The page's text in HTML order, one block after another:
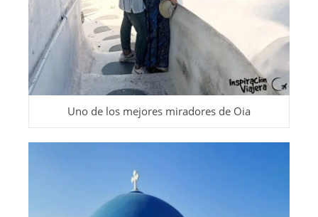
Uno de los mejores miradores de Oia